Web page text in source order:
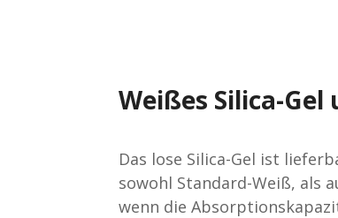
Weißes Silica-
Das lose Silica-Gel ist
sowohl Standard-Weiß, als
wenn die